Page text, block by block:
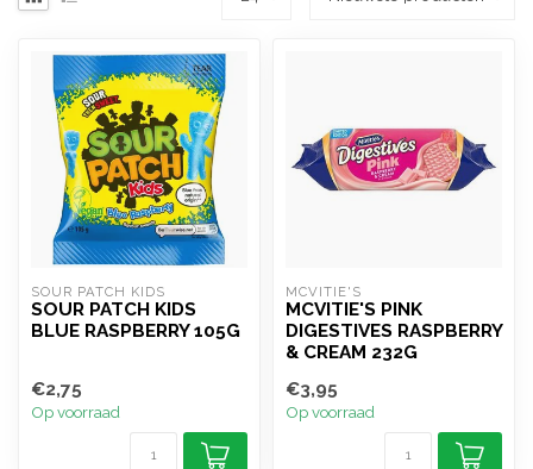
SOUR PATCH KIDS
SOUR PATCH KIDS
BLUE RASPBERRY 105G
€2,75
Op voorraad
MCVITIE'S
MCVITIE'S PINK
DIGESTIVES RASPBERRY
& CREAM 232G
€3,95
Op voorraad